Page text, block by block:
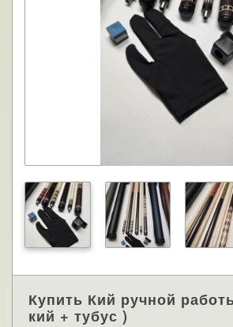
Купить Кий ручной
кий + тубус )